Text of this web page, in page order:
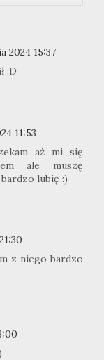
2024 15:37
:D
11:53
aż mi się
ale muszę
lubię :)
z niego bardzo